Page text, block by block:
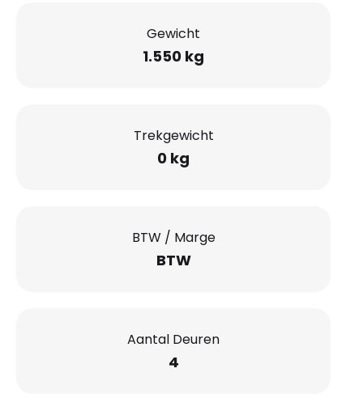
Gewicht
1.550 kg
Trekgewicht
0 kg
BTW / Marge
BTW
Aantal Deuren
4